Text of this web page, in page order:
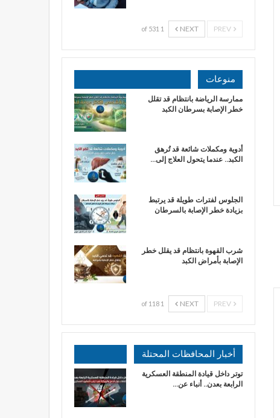
NEXT
1 of 531
منوعات
ممارسة الرياضة بانتظام قد تقلل
خطر الإصابة بسرطان الكبد
أدوية ومكملات شائعة قد تُرهق
الكبد.. عندما يتحول العلاج إلى…
الجلوس لفترات طويلة قد يرتبط
بزيادة خطر الإصابة بالسرطان
شرب القهوة بانتظام قد يقلل خطر
الإصابة بأمراض الكبد
NEXT
1 of 118
أخبار المحافظات المحتلة
توتر داخل قيادة المنطقة العسكرية
الرابعة بعدن.. أنباء عن…